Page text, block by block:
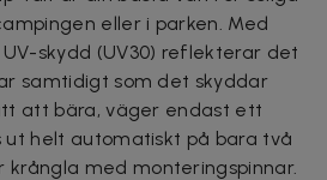
eller i parken. Med
skydd (UV30) reflekterar det
samtidigt som det skyddar
att bära, väger endast ett
ut helt automatiskt på bara två
krångla med monteringspinnar.